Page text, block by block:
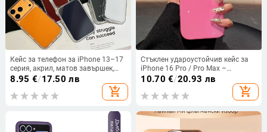
Кейс за телефон за iPhone 13–17
серия, акрил, матов завършек,
прозрачен рамков дизайн,
8.95 €/17.50 лв
add_shopping_cart
Стъклен удароустойчив кейс за
iPhone 16 Pro / Pro Max –
майсторска изработка,
антиизносоустойчив, против
изпускане
10.70 €/20.93 лв
add_shopping_cart